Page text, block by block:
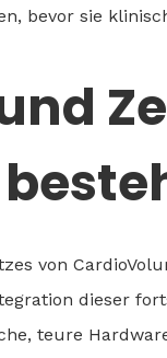
bevor sie
von
dieser
teure